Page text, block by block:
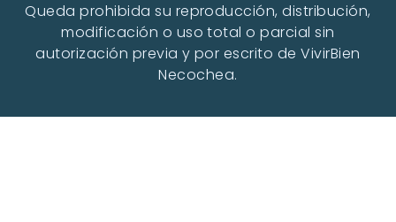
Queda prohibida su reproducción, distribución,
modificación o uso total o parcial sin
autorización previa y por escrito de VivirBien
Necochea.